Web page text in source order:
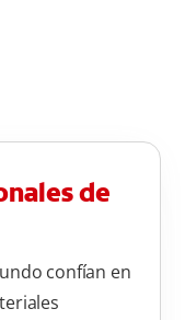
de
confían en